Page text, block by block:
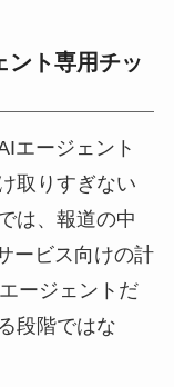
ト専用チッ
エージェント
取りすぎない
は、報道の中
ービス向けの計
ージェントだ
段階ではな